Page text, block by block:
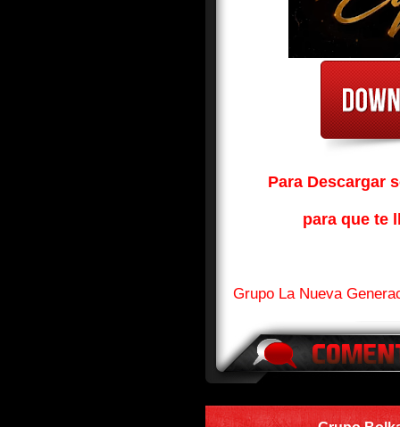
Para Descargar
para que te
Grupo La Nueva